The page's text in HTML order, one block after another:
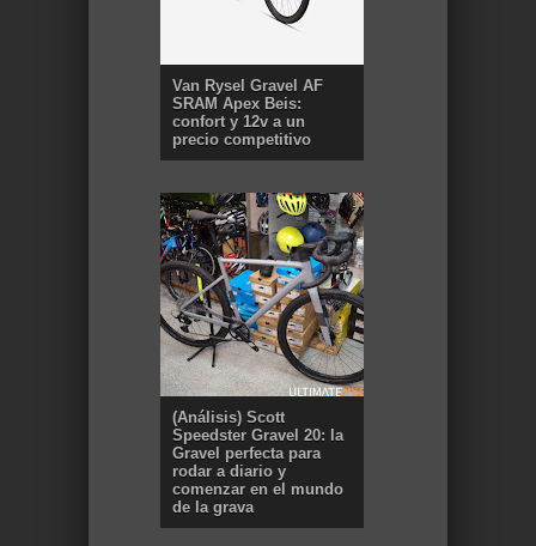
Van Rysel Gravel AF
SRAM Apex Beis:
confort y 12v a un
precio competitivo
(Análisis) Scott
Speedster Gravel 20: la
Gravel perfecta para
rodar a diario y
comenzar en el mundo
de la grava